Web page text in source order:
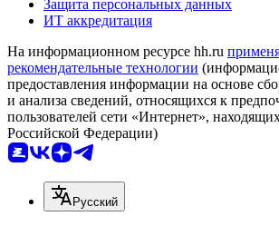
Защита персональных данных
ИТ аккредитация
На информационном ресурсе hh.ru
рекомендательные технологии
предоставления информации на основе
и анализа сведений, относящихся к
пользователей сети «Интернет»,
Российской Федерации)
Русский